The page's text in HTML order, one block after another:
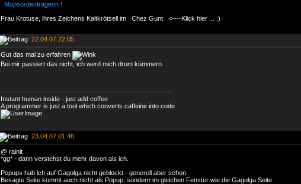
Mopsordenträgerin !
Frau Krotuse, ihres Zeichens Kaltkrötsell im Chez Gunt <----Klick hier ... :)
22.04.07 22:05
Gut das mal zu erfahren
Bei mir passiert das nicht, ich werd mich drum kümmern.
Instant human inside - just add coffee
A programmer is just a tool which converts caffeine into code
23.04.07 01:46
@ rainit
*gg* - dann verstehst du mehr davon als ich.
Popups hab ich auf Gagolga nicht geblockt - generell aber schon.
Besagte Seite kommt auch nicht als Popup, sondern im gleichen Fenster wie die Gagolga Seite.